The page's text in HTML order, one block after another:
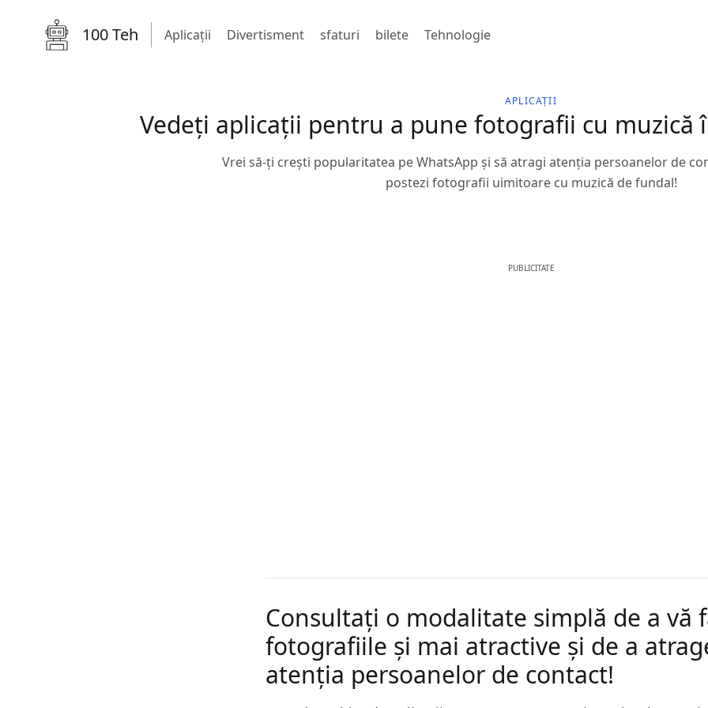
100 Teh Aplicații Divertisment sfaturi bilete Tehnologie
APLICAȚII
Vedeți aplicații pentru a pune fotografii cu muzică
Vrei să-ți crești popularitatea pe WhatsApp și să atragi atenția persoanelor de
postezi fotografii uimitoare cu muzică de fundal!
PUBLICITATE
Consultați o modalitate simplă de a vă
fotografiile și mai atractive și de a
atenția persoanelor de contact!